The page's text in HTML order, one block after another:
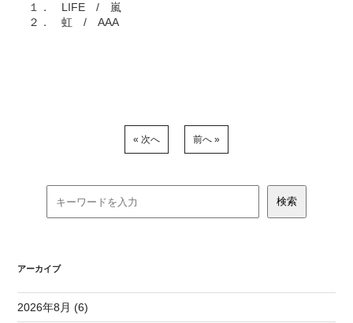
１． LIFE / 嵐
２． 虹 / AAA
« 次へ 前へ »
アーカイブ
2026年8月 (6)